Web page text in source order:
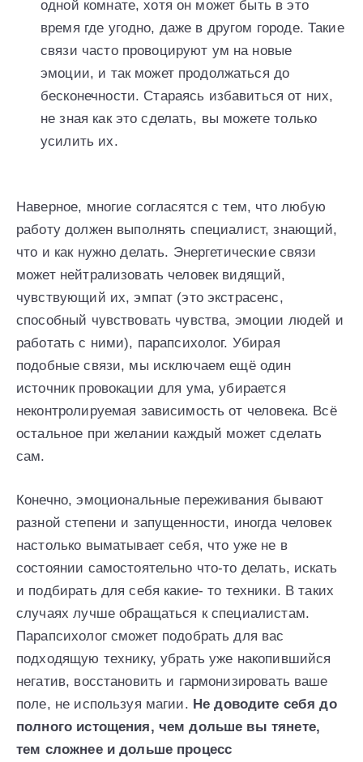
одной комнате, хотя он может быть в это
время где угодно, даже в другом городе. Такие
связи часто провоцируют ум на новые
эмоции, и так может продолжаться до
бесконечности. Стараясь избавиться от них,
не зная как это сделать, вы можете только
усилить их.
Наверное, многие согласятся с тем, что любую
работу должен выполнять специалист, знающий,
что и как нужно делать. Энергетические связи
может нейтрализовать человек видящий,
чувствующий их, эмпат (это экстрасенс,
способный чувствовать чувства, эмоции людей и
работать с ними), парапсихолог. Убирая
подобные связи, мы исключаем ещё один
источник провокации для ума, убирается
неконтролируемая зависимость от человека. Всё
остальное при желании каждый может сделать
сам.
Конечно, эмоциональные переживания бывают
разной степени и запущенности, иногда человек
настолько выматывает себя, что уже не в
состоянии самостоятельно что-то делать, искать
и подбирать для себя какие- то техники. В таких
случаях лучше обращаться к специалистам.
Парапсихолог сможет подобрать для вас
подходящую технику, убрать уже накопившийся
негатив, восстановить и гармонизировать ваше
поле, не используя магии. Не доводите себя до
полного истощения, чем дольше вы тянете,
тем сложнее и дольше процесс